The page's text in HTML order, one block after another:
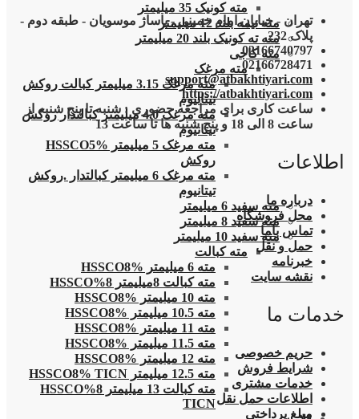
مته کونیک 35 میلیمتر
مته نیمه بلند 12 میلیمتر
مته ته کونیک بلند 20 میلیمتر
مته کاجی
مته مرغک
مته مرغک 3.15 میلیمتر کبالت روکش
تیتانیوم
مته مرغک 4.0 میلیمتر کبالتدار روکش
تیتانیوم
مته مرغک 5 میلیمتر HSSCO5%
روکش
مته مرغک 6 میلیمتر کبالتدار .روکش
تیتانیوم
مته سفید 6 میلیمتر
مته سفید 8 میلیمتر
مته سفید 10 میلیمتر
مته کبالت
مته 6 میلیمتر HSSCO8%
مته کبالت 8میلیمتر 8%HSSCO
مته 10 میلیمتر HSSCO8%
مته 10.5 میلیمتر HSSCO8%
مته 11 میلیمتر HSSCO8%
مته 11.5 میلیمتر HSSCO8%
مته 12 میلیمتر HSSCO8%
مته 12.5 میلیمتر HSSCO8% TICN
مته کبالت 13 میلیمتر 8%HSSCO
TICN
تهران - خیابان امام خمینی - پاساژ موسویان - طبقه دوم -
پلاک 232
02166740797
02166728471
support@atbakhtiyari.com
https://atbakhtiyari.com
ساعت کاری برای مراجعه حضوری : شنبه تا پنج شنبه از
ساعت 8 الی 18 و پنج شنبه ها تا ساعت 13
اطلاعات
درباره ما
محل فروشگاه
تماس باما
حمل و نقل
خبرنامه
نقشه سایت
خدمات ما
حریم خصوصی
شرایط فروش
خدمات مشتری
اطلاعات حمل نقل
مبلغ پرداختی